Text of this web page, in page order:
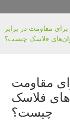
مقاومت در برابر
فلاسک چیست؟
مقاومت
فلاسک
چیست؟